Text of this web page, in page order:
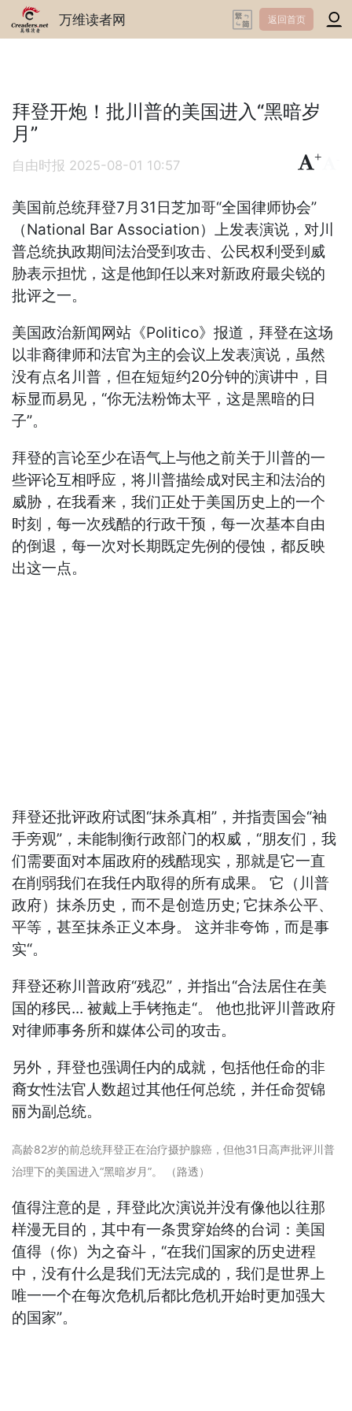
万维读者网 返回首页
拜登开炮！批川普的美国进入“黑暗岁
月”
自由时报 2025-08-01 10:57
+
美国前总统拜登7月31日芝加哥“全国律师协会”
（National Bar Association）上发表演说，对川
普总统执政期间法治受到攻击、公民权利受到威
胁表示担忧，这是他卸任以来对新政府最尖锐的
批评之一。
美国政治新闻网站《Politico》报道，拜登在这场
以非裔律师和法官为主的会议上发表演说，虽然
没有点名川普，但在短短约20分钟的演讲中，目
标显而易见，“你无法粉饰太平，这是黑暗的日
子”。
拜登的言论至少在语气上与他之前关于川普的一
些评论互相呼应，将川普描绘成对民主和法治的
威胁，在我看来，我们正处于美国历史上的一个
时刻，每一次残酷的行政干预，每一次基本自由
的倒退，每一次对长期既定先例的侵蚀，都反映
出这一点。
拜登还批评政府试图“抹杀真相”，并指责国会“袖
手旁观”，未能制衡行政部门的权威，“朋友们，我
们需要面对本届政府的残酷现实，那就是它一直
在削弱我们在我任内取得的所有成果。 它（川普
政府）抹杀历史，而不是创造历史; 它抹杀公平、
平等，甚至抹杀正义本身。 这并非夸饰，而是事
实“。
拜登还称川普政府“残忍”，并指出“合法居住在美
国的移民... 被戴上手铐拖走“。 他也批评川普政府
对律师事务所和媒体公司的攻击。
另外，拜登也强调任内的成就，包括他任命的非
裔女性法官人数超过其他任何总统，并任命贺锦
丽为副总统。
高龄82岁的前总统拜登正在治疗摄护腺癌，但他31日高声批评川普
治理下的美国进入“黑暗岁月”。 （路透）
值得注意的是，拜登此次演说并没有像他以往那
样漫无目的，其中有一条贯穿始终的台词：美国
值得（你）为之奋斗，“在我们国家的历史进程
中，没有什么是我们无法完成的，我们是世界上
唯一一个在每次危机后都比危机开始时更加强大
的国家”。